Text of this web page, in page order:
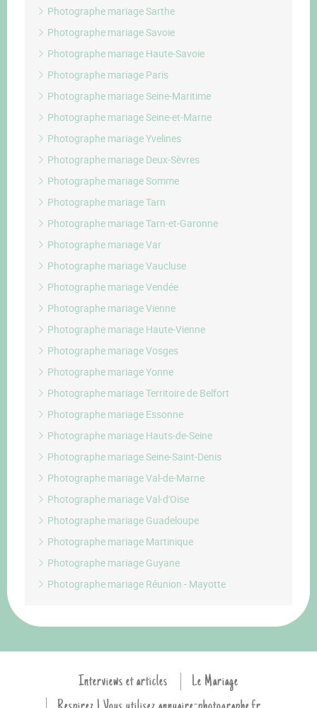
Photographe mariage Sarthe
Photographe mariage Savoie
Photographe mariage Haute-Savoie
Photographe mariage Paris
Photographe mariage Seine-Maritime
Photographe mariage Seine-et-Marne
Photographe mariage Yvelines
Photographe mariage Deux-Sèvres
Photographe mariage Somme
Photographe mariage Tarn
Photographe mariage Tarn-et-Garonne
Photographe mariage Var
Photographe mariage Vaucluse
Photographe mariage Vendée
Photographe mariage Vienne
Photographe mariage Haute-Vienne
Photographe mariage Vosges
Photographe mariage Yonne
Photographe mariage Territoire de Belfort
Photographe mariage Essonne
Photographe mariage Hauts-de-Seine
Photographe mariage Seine-Saint-Denis
Photographe mariage Val-de-Marne
Photographe mariage Val-d'Oise
Photographe mariage Guadeloupe
Photographe mariage Martinique
Photographe mariage Guyane
Photographe mariage Réunion - Mayotte
Interviews et articles
Le Mariage